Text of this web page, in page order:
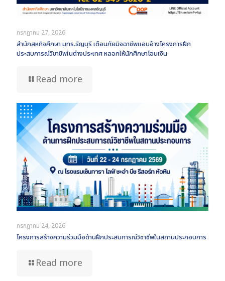
กรกฎาคม 27, 2026
สำนักสหกิจศึกษา มทร.ธัญบุรี เตือนภัยมิจฉาชีพแอบอ้างโครงการฝึก
ประสบการณ์วิชาชีพในต่างประเทศ หลอกให้นักศึกษาโอนเงิน
Read more
กรกฎาคม 24, 2026
โครงการสร้างความร่วมมือด้านฝึกประสบการณ์วิชาชีพในสถานประกอบการ
Read more